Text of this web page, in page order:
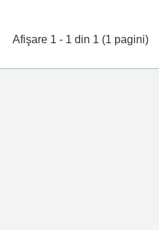
Afişare 1 - 1 din 1 (1 pagini)